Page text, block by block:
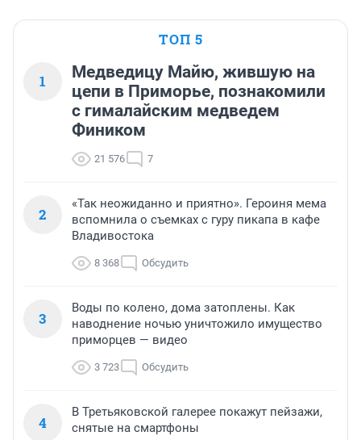
ТОП 5
1
Медведицу Майю, жившую на
цепи в Приморье, познакомили
с гималайским медведем
Фиником
21 576 7
2
«Так неожиданно и приятно». Героиня мема
вспомнила о съемках с гуру пикапа в кафе
Владивостока
8 368 Обсудить
3
Воды по колено, дома затоплены. Как
наводнение ночью уничтожило имущество
приморцев — видео
3 723 Обсудить
4
В Третьяковской галерее покажут пейзажи,
снятые на смартфоны